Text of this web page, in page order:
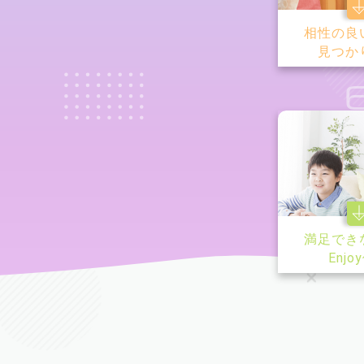
相性の良
見つか
満足でき